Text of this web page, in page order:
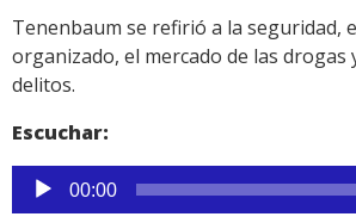
Tenenbaum se refirió a la seguridad,
organizado, el mercado de las drogas
delitos.
Escuchar:
Reproductor
de
00:00